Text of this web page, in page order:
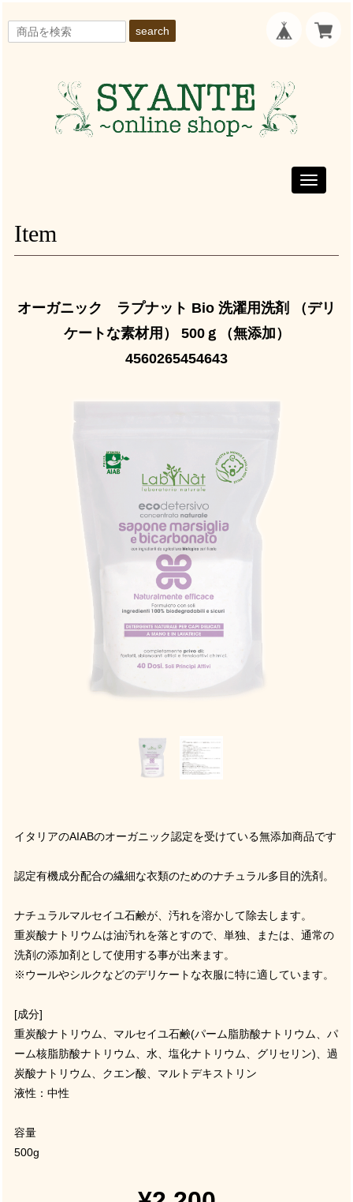
search
Toggle
Item
オーガニック ラプナット Bio 洗濯用洗剤 （デリ
ケートな素材用） 500ｇ（無添加）
4560265454643
イタリアのAIABのオーガニック認定を受けている無添加商品です
認定有機成分配合の繊細な衣類のためのナチュラル多目的洗剤。
ナチュラルマルセイユ石鹸が、汚れを溶かして除去します。
重炭酸ナトリウムは油汚れを落とすので、単独、または、通常の
洗剤の添加剤として使用する事が出来ます。
※ウールやシルクなどのデリケートな衣服に特に適しています。
[成分]
重炭酸ナトリウム、マルセイユ石鹸(パーム脂肪酸ナトリウム、パ
ーム核脂肪酸ナトリウム、水、塩化ナトリウム、グリセリン)、過
炭酸ナトリウム、クエン酸、マルトデキストリン
液性：中性
容量
500g